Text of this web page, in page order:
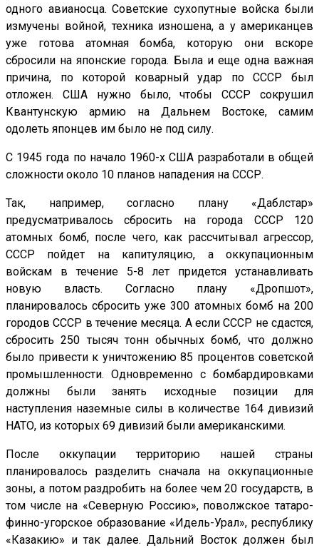
одного авианосца. Советские сухопутные войска были
измучены войной, техника изношена, а у американцев
уже готова атомная бомба, которую они вскоре
сбросили на японские города. Была и еще одна важная
причина, по которой коварный удар по СССР был
отложен. США нужно было, чтобы СССР сокрушил
Квантунскую армию на Дальнем Востоке, самим
одолеть японцев им было не под силу.
С 1945 года по начало 1960-х США разработали в общей
сложности около 10 планов нападения на СССР.
Так, например, согласно плану «Даблстар»
предусматривалось сбросить на города СССР 120
атомных бомб, после чего, как рассчитывал агрессор,
СССР пойдет на капитуляцию, а оккупационным
войскам в течение 5-8 лет придется устанавливать
новую власть. Согласно плану «Дропшот»,
планировалось сбросить уже 300 атомных бомб на 200
городов СССР в течение месяца. А если СССР не сдастся,
сбросить 250 тысяч тонн обычных бомб, что должно
было привести к уничтожению 85 процентов советской
промышленности. Одновременно с бомбардировками
должны были занять исходные позиции для
наступления наземные силы в количестве 164 дивизий
НАТО, из которых 69 дивизий были американскими.
После оккупации территорию нашей страны
планировалось разделить сначала на оккупационные
зоны, а потом раздробить на более чем 20 государств, в
том числе на «Северную Россию», поволжское татаро-
финно-угорское образование «Идель-Урал», республику
«Казакию» и так далее. Дальний Восток должен был